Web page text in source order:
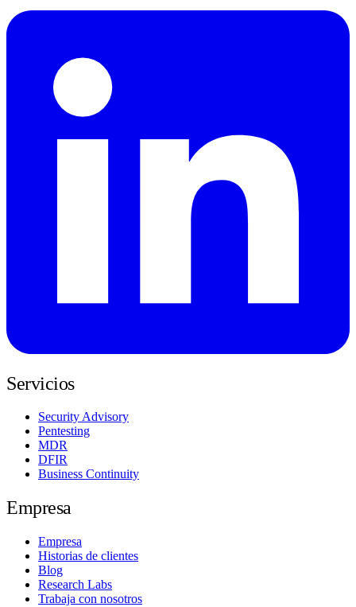
Servicios
Security Advisory
Pentesting
MDR
DFIR
Business Continuity
Empresa
Empresa
Historias de clientes
Blog
Research Labs
Trabaja con nosotros